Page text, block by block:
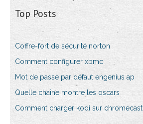
Top Posts
Coffre-fort de sécurité norton
Comment configurer xbmc
Mot de passe par défaut engenius ap
Quelle chaîne montre les oscars
Comment charger kodi sur chromecast